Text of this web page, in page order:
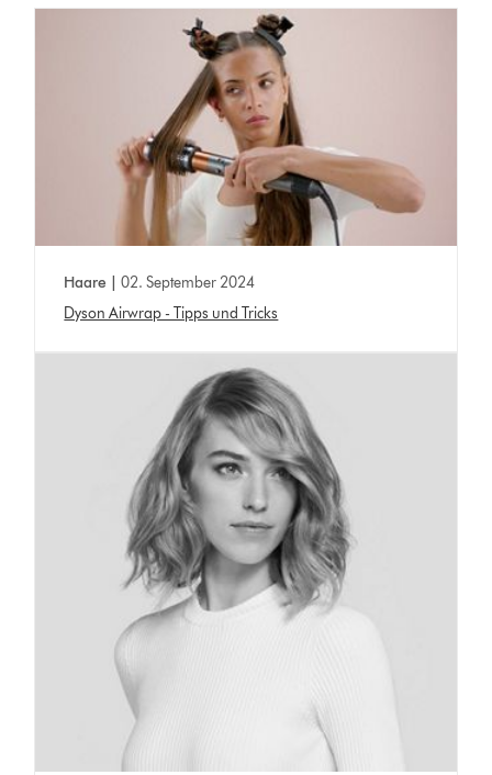
Haare |
02. September 2024
Dyson Airwrap - Tipps und Tricks